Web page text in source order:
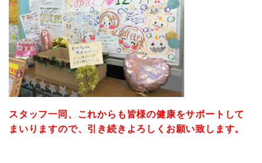
スタッフ一同、これからも皆様の健康をサポートして
まいりますので、引き続きよろしくお願い致します。